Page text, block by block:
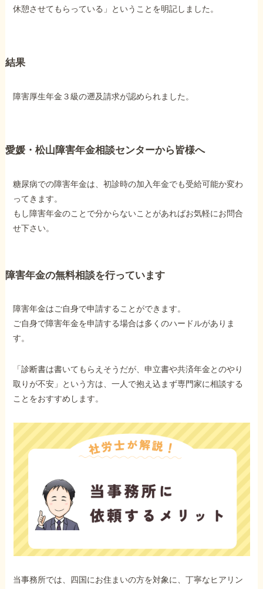
休憩させてもらっている」ということを明記しました。
結果
障害厚生年金３級の遡及請求が認められました。
愛媛・松山障害年金相談センターから皆様へ
糖尿病での障害年金は、初診時の加入年金でも受給可能か変わ
ってきます。
もし障害年金のことで分からないことがあればお気軽にお問合
せ下さい。
障害年金の無料相談を行っています
障害年金はご自身で申請することができます。
ご自身で障害年金を申請する場合は多くのハードルがありま
す。
「診断書は書いてもらえそうだが、申立書や共済年金とのやり
取りが不安」という方は、一人で抱え込まず専門家に相談する
ことをおすすめします。
当事務所では、四国にお住まいの方を対象に、丁寧なヒアリン